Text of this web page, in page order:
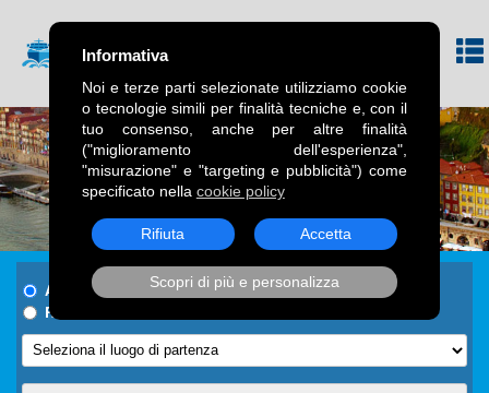
Informativa
Noi e terze parti selezionate utilizziamo cookie
o tecnologie simili per finalità tecniche e, con il
tuo consenso, anche per altre finalità
("miglioramento dell'esperienza",
"misurazione" e "targeting e pubblicità") come
specificato nella cookie policy
Rifiuta Accetta
Scopri di più e personalizza